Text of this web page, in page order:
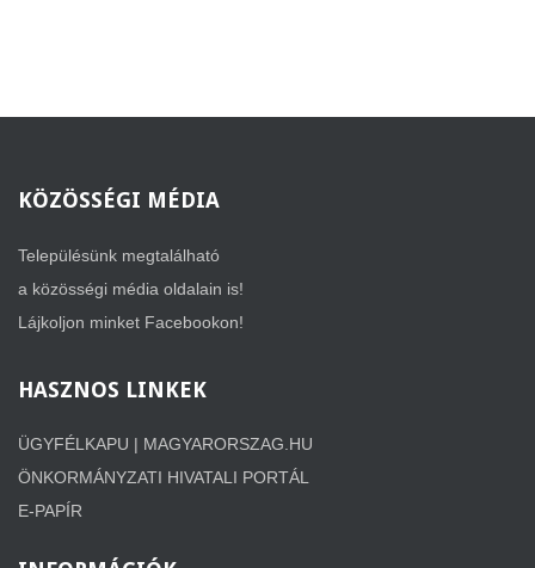
KÖZÖSSÉGI MÉDIA
Településünk megtalálható
a közösségi média oldalain is!
Lájkoljon minket Facebookon!
HASZNOS LINKEK
ÜGYFÉLKAPU | MAGYARORSZAG.HU
ÖNKORMÁNYZATI HIVATALI PORTÁL
E-PAPÍR